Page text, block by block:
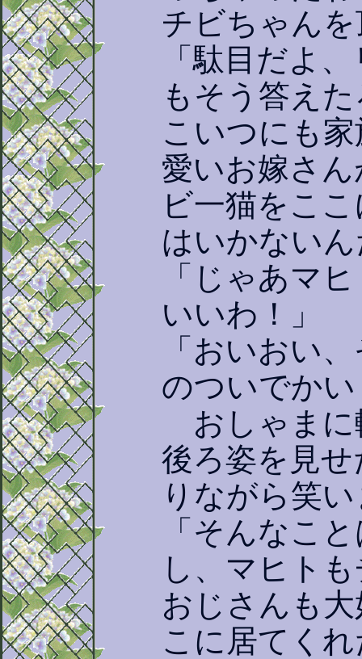
チビちゃん
「駄目だよ
もそう答え
こいつにも
愛いお嫁さ
ビ一猫をこ
はいかない
「じゃあマ
いいわ！」
「おいおい
のついでか
おしゃまに
後ろ姿を見
りながら笑
「そんなこ
し、マヒト
おじさんも
こに居てく